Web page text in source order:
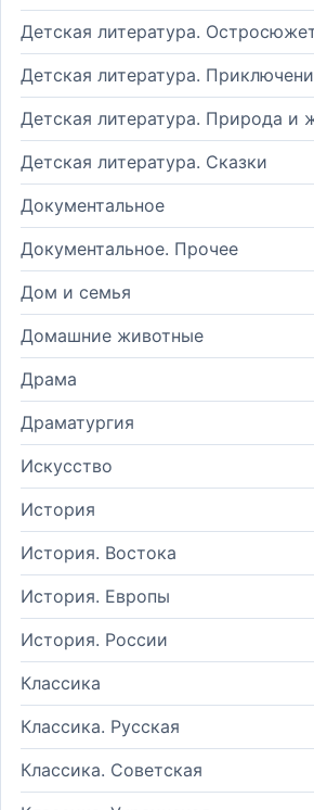
Детская литература.
Детская литература.
Детская литература. Природа и
Детская литература. Сказки
Документальное
Документальное. Прочее
Дом и семья
Домашние животные
Драма
Драматургия
Искусство
История
История. Востока
История. Европы
История. России
Классика
Классика. Русская
Классика. Советская